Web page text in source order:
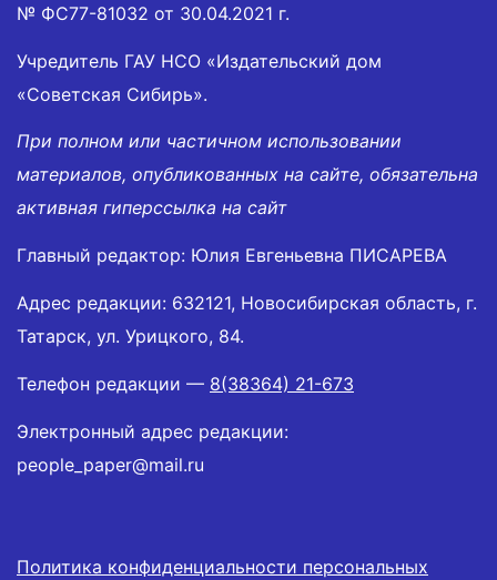
№ ФС77-81032 от 30.04.2021 г.
Учредитель ГАУ НСО «Издательский дом
«Советская Сибирь».
При полном или частичном использовании
материалов, опубликованных на сайте, обязательна
активная гиперссылка на сайт
Главный редактор: Юлия Евгеньевна ПИСАРЕВА
Адрес редакции: 632121, Новосибирская область, г.
Татарск, ул. Урицкого, 84.
Телефон редакции — 8(38364) 21-673
Электронный адрес редакции:
people_paper@mail.ru
Политика конфиденциальности персональных